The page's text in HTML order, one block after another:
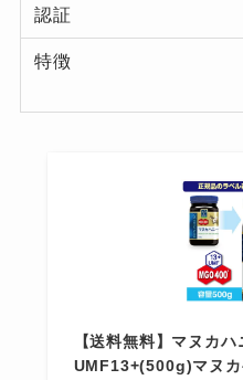
認証
特徴
【送料無料】マヌカ
UMF13+(500g)マヌカ